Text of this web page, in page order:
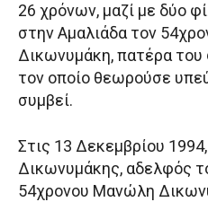
26 χρόνων, μαζί με δύο
στην Αμαλιάδα τον
Δικωνυμάκη, πατέρα του
τον οποίο θεωρούσε
συμβεί.
Στις 13 Δεκεμβρίου
Δικωνυμάκης, αδελφός
54χρονου Μανώλη